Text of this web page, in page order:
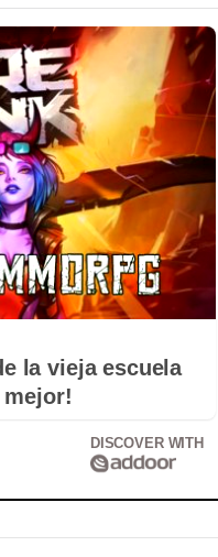
la vieja escuela
mejor!
DISCOVER WITH